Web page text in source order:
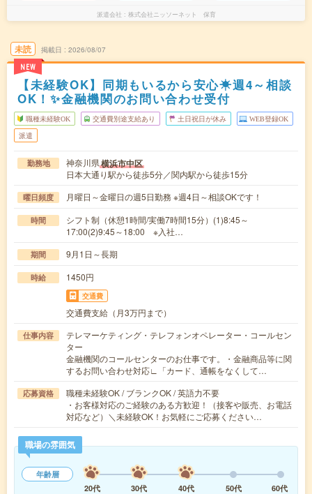
派遣会社 株式会社ニッソーネット 保育
未読
NEW
掲載日 2026/08/07
【未経験OK】同期もいるから安心☀週4～相談
OK！✨金融機関のお問い合わせ受付
職種未経験OK 交通費別途支給あり 土日祝日が休み WEB登録OK
派遣
勤務地 神奈川県横浜市中区
日本大通り駅から徒歩5分／関内駅から徒歩15分
曜日頻度 月曜日～金曜日の週5日勤務 ※週4日～相談OKです！
時間
シフト制（休憩1時間/実働7時間15分）(1)8:45～
17:00(2)9:45～18:00 ※入社…
期間 9月1日～長期
時給 1450円
交通費
交通費支給（月3万円まで）
仕事内容
テレマーケティング・テレフォンオペレーター・コールセン
ター
金融機関のコールセンターのお仕事です。・金融商品等に関
するお問い合わせ対応∟「カード、通帳をなくして…
応募資格
職種未経験OK / ブランクOK / 英語力不要
・お客様対応のご経験のある方歓迎！（接客や販売、お電話
対応など）＼未経験OK！お気軽にご応募ください…
職場の雰囲気
年齢層
20代
30代 40代 50代 60代